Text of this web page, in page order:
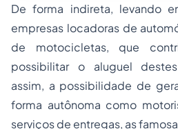
De forma indireta, levando
empresas locadoras de
de motocicletas, que
possibilitar o aluguel
assim, a possibilidade de
forma autônoma como
serviços de entregas, as